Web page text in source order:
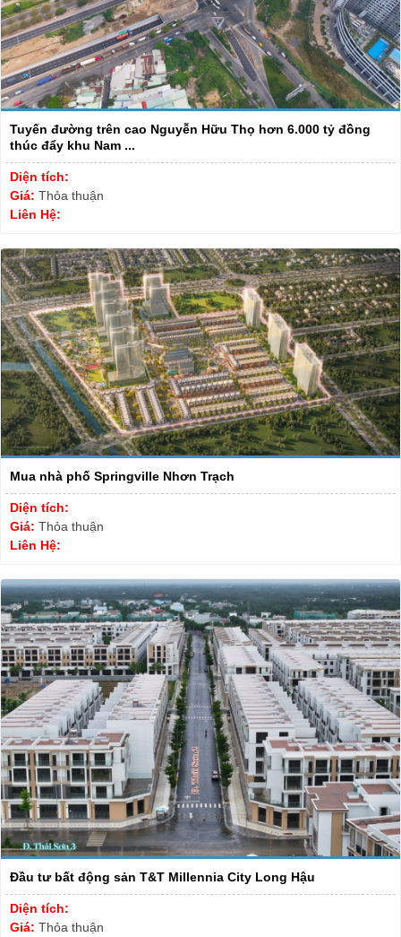
Tuyến đường trên cao Nguyễn Hữu Thọ hơn 6.000 tỷ đồng
thúc đẩy khu Nam ...
Diện tích:
Giá: Thỏa thuận
Liên Hệ:
Mua nhà phố Springville Nhơn Trạch
Diện tích:
Giá: Thỏa thuận
Liên Hệ:
Đầu tư bất động sản T&T Millennia City Long Hậu
Diện tích:
Giá: Thỏa thuận